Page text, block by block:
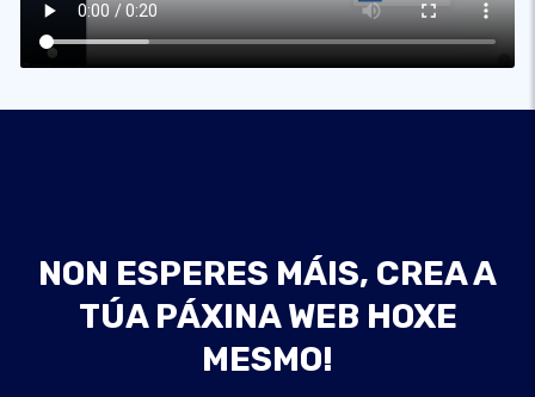
NON ESPERES MÁIS, CREA A
TÚA PÁXINA WEB HOXE
MESMO!